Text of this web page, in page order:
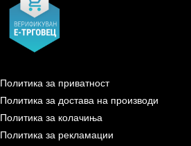
Политика за приватност
Политика за достава на производи
Политика за колачиња
Политика за рекламации